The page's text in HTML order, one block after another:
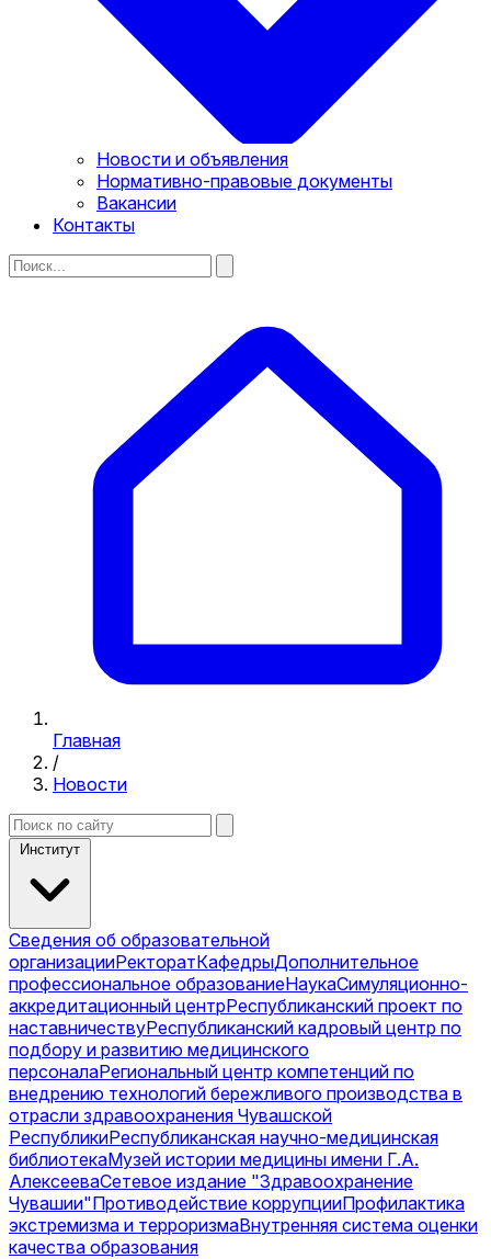
Новости и объявления
Нормативно-правовые документы
Вакансии
Контакты
Главная
/
Новости
Институт
Сведения об образовательной
организацииРекторатКафедрыДополнительное
профессиональное образованиеНаукаСимуляционно-
аккредитационный центрРеспубликанский проект по
наставничествуРеспубликанский кадровый центр по
подбору и развитию медицинского
персоналаРегиональный центр компетенций по
внедрению технологий бережливого производства в
отрасли здравоохранения Чувашской
РеспубликиРеспубликанская научно-медицинская
библиотекаМузей истории медицины имени Г.А.
АлексееваСетевое издание "Здравоохранение
Чувашии"Противодействие коррупцииПрофилактика
экстремизма и терроризмаВнутренняя система оценки
качества образования